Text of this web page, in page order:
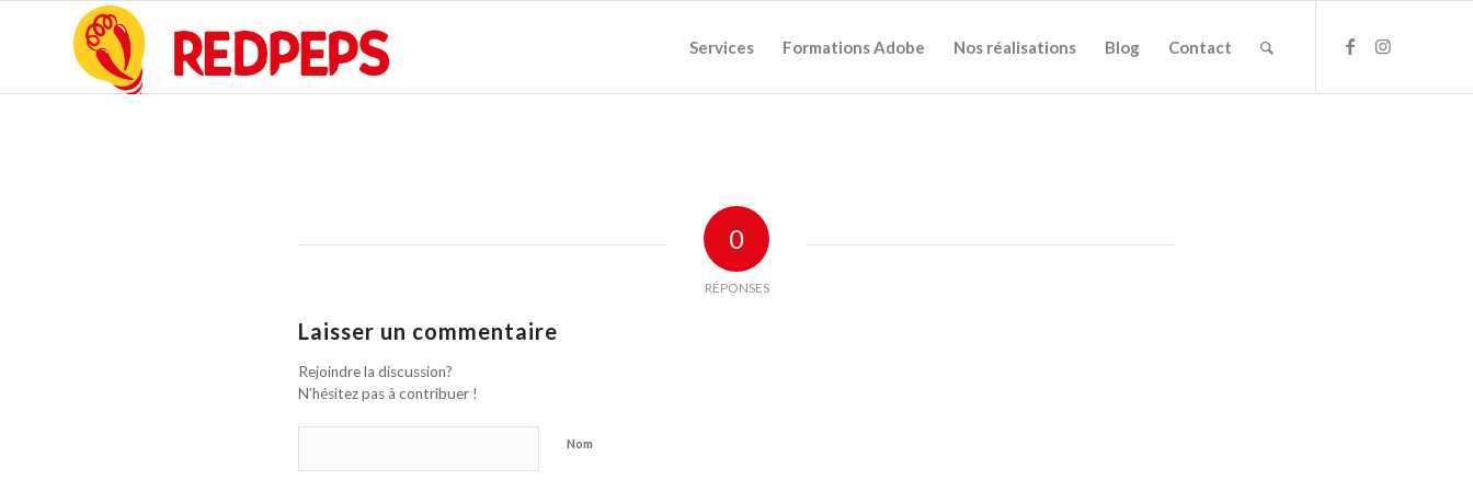
Services Formations Adobe Nos réalisations Blog Contact
0
RÉPONSES
Laisser un commentaire
Rejoindre la discussion?
N’hésitez pas à contribuer !
Nom